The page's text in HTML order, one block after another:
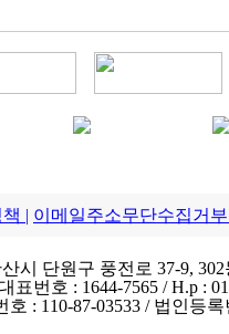
| 이메일주소무단수집거부
시 단원구 풍전로 37-9,
표번호 : 1644-7565 / H.p :
호 : 110-87-03533 / 법인등